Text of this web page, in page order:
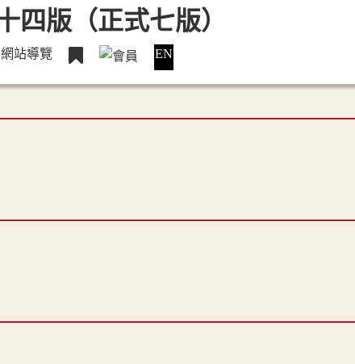
網站導覽 EN